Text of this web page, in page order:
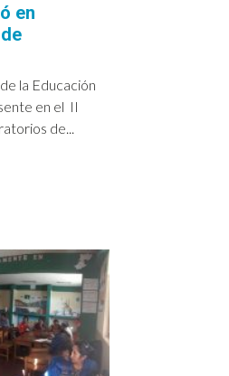
en
la Educación
en el II
de...